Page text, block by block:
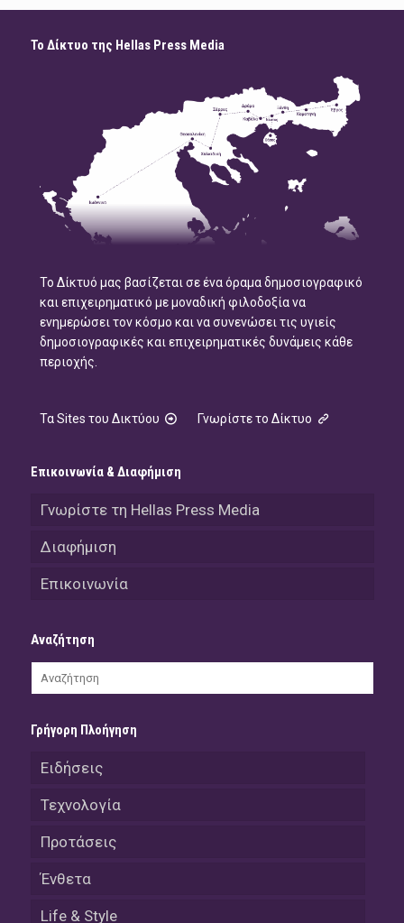
Το Δίκτυο της Hellas Press Media
Το Δίκτυό μας βασίζεται σε ένα όραμα δημοσιογραφικό
και επιχειρηματικό με μοναδική φιλοδοξία να
ενημερώσει τον κόσμο και να συνενώσει τις υγιείς
δημοσιογραφικές και επιχειρηματικές δυνάμεις κάθε
περιοχής.
Τα Sites του Δικτύου Γνωρίστε το Δίκτυο
Επικοινωνία & Διαφήμιση
Γνωρίστε τη Hellas Press Media
Διαφήμιση
Επικοινωνία
Αναζήτηση
Γρήγορη Πλοήγηση
Ειδήσεις
Τεχνολογία
Προτάσεις
Ένθετα
Life & Style